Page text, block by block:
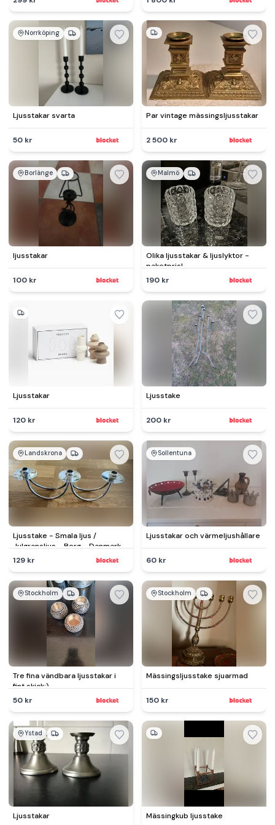
Norrköping
Ljusstakar svarta
50 kr
Par vintage mässingsljusstakar
2 500 kr
Borlänge
ljusstakar
100 kr
Malmö
Olika ljusstakar & ljuslyktor -
paketpris!
190 kr
Ljusstakar
120 kr
Ljusstake
200 kr
Landskrona
Ljusstake - Smala ljus /
Julgransljus - Berg - Danmark
129 kr
Sollentuna
Ljusstakar och värmeljushållare
60 kr
Stockholm
Tre fina vändbara ljusstakar i
fint skick:)
50 kr
Stockholm
Mässingsljusstake sjuarmad
150 kr
Ystad
Ljusstakar Mässingkub ljusstake